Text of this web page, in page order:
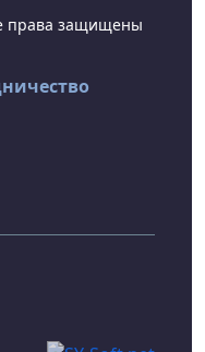
права защищены